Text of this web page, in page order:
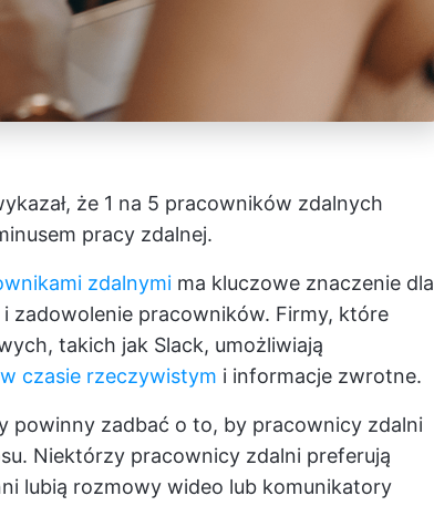
że 1 na 5 pracowników zdalnych
pracy zdalnej.
zdalnymi ma kluczowe znaczenie dla
zadowolenie pracowników. Firmy, które
takich jak Slack, umożliwiają
czasie rzeczywistym i informacje zwrotne.
powinny zadbać o to, by pracownicy zdalni
Niektórzy pracownicy zdalni preferują
lubią rozmowy wideo lub komunikatory